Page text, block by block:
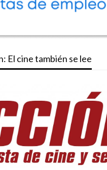
El cine también se lee